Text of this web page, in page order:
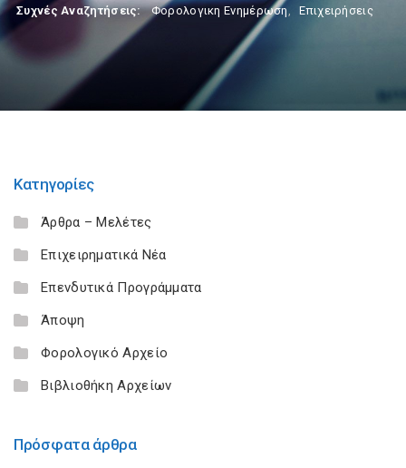
Συχνές Αναζητήσεις: Φορολογικη Ενημέρωση, Επιχειρήσεις
Κατηγορίες
Άρθρα – Μελέτες
Επιχειρηματικά Νέα
Επενδυτικά Προγράμματα
Άποψη
Φορολογικό Αρχείο
Βιβλιοθήκη Αρχείων
Πρόσφατα άρθρα